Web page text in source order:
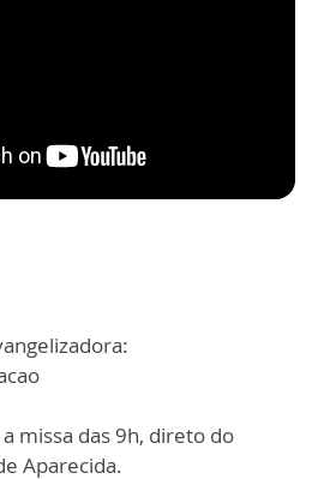
missa das 9h, direto do
Aparecida.